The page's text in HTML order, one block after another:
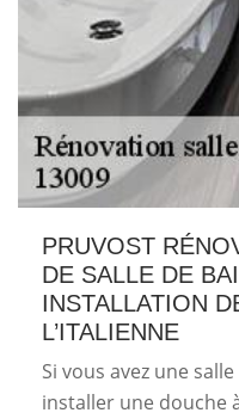
PRUVOST
DE SALLE DE
INSTALLATION
L’ITALIENNE
Si vous avez une
installer une douche